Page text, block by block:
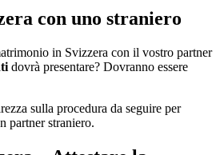
con uno straniero
in Svizzera con il vostro partner
dovrà presentare? Dovranno essere
sulla procedura da seguire per
partner straniero.